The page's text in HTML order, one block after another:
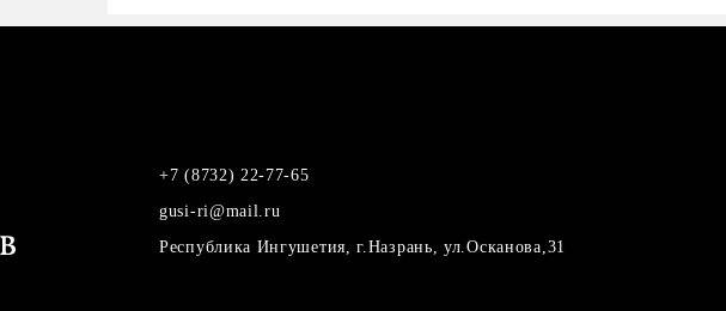
+7 (8732) 22-77-65
gusi-ri@mail.ru
Республика Ингушетия, г.Назрань, ул.Осканова,31